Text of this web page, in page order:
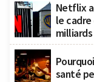
Netflix
le cadre
santé